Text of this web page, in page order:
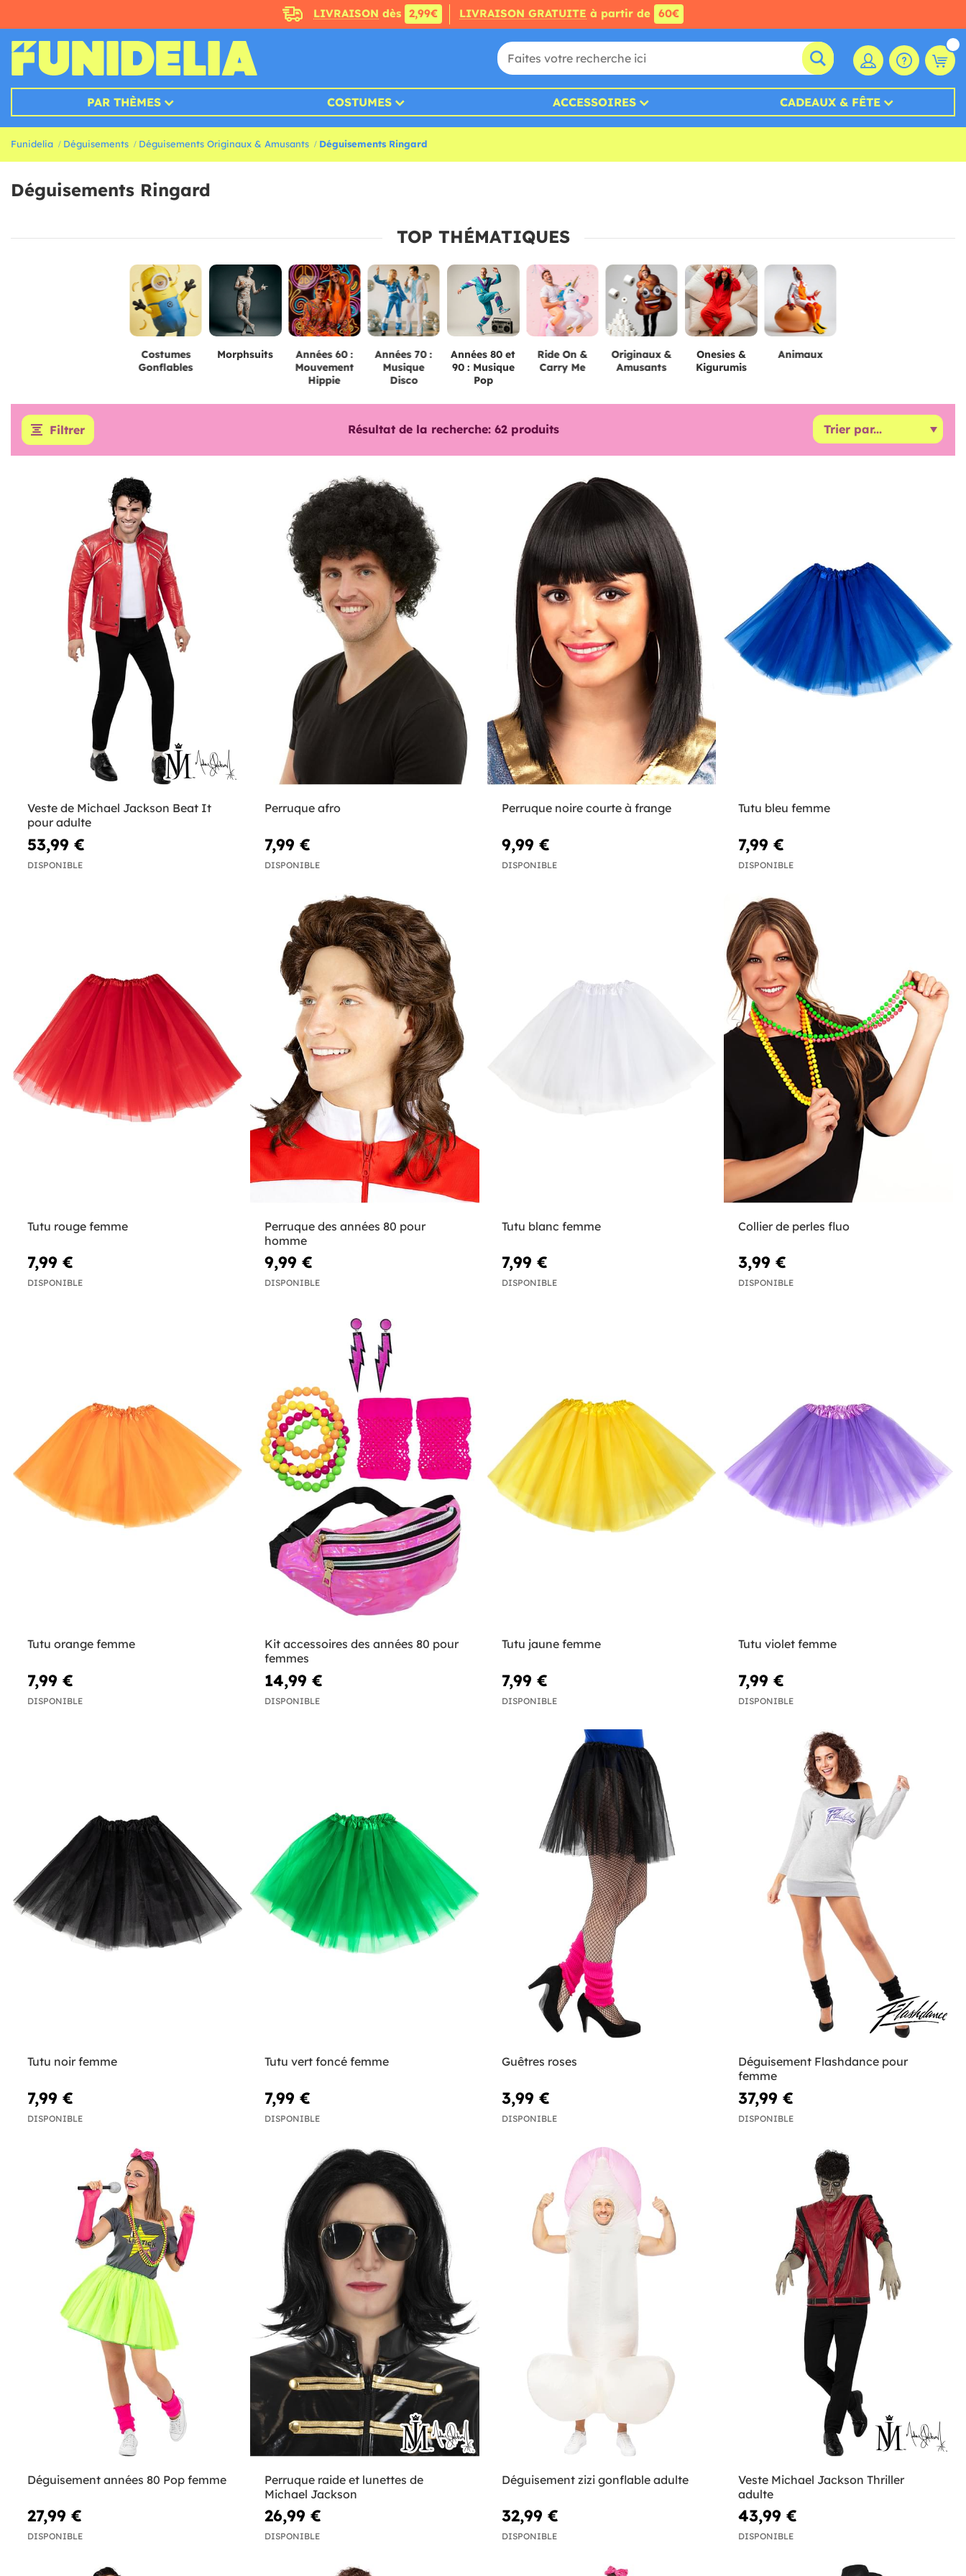
LIVRAISON dès 2,99€ LIVRAISON GRATUITE à partir de 60€
PAR THÈMES COSTUMES ACCESSOIRES CADEAUX & FÊTE
Funidelia Déguisements Déguisements Originaux & Amusants Déguisements Ringard
Déguisements Ringard
TOP THÉMATIQUES
Costumes
Gonflables
Morphsuits
Années 60 :
Mouvement
Hippie
Années 70 :
Musique
Disco
Années 80 et
90 : Musique
Pop
Ride On &
Carry Me
Originaux &
Amusants
Onesies &
Kigurumis
Animaux
Filtrer Résultat de la recherche: 62 produits
Veste de Michael Jackson Beat It
pour adulte
53,99 €
DISPONIBLE
Perruque afro
7,99 €
DISPONIBLE
Perruque noire courte à frange
9,99 €
DISPONIBLE
Tutu bleu femme
7,99 €
DISPONIBLE
Tutu rouge femme
7,99 €
DISPONIBLE
Perruque des années 80 pour
homme
9,99 €
DISPONIBLE
Tutu blanc femme
7,99 €
DISPONIBLE
Collier de perles fluo
3,99 €
DISPONIBLE
Tutu orange femme
7,99 €
DISPONIBLE
Kit accessoires des années 80 pour
femmes
14,99 €
DISPONIBLE
Tutu jaune femme
7,99 €
DISPONIBLE
Tutu violet femme
7,99 €
DISPONIBLE
Tutu noir femme
7,99 €
DISPONIBLE
Tutu vert foncé femme
7,99 €
DISPONIBLE
Guêtres roses
3,99 €
DISPONIBLE
Déguisement Flashdance pour
femme
37,99 €
DISPONIBLE
Déguisement années 80 Pop femme
27,99 €
DISPONIBLE
Perruque raide et lunettes de
Michael Jackson
26,99 €
DISPONIBLE
Déguisement zizi gonflable adulte
32,99 €
DISPONIBLE
Veste Michael Jackson Thriller
adulte
43,99 €
DISPONIBLE